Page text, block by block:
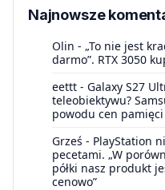
Najnowsze
Olin - „To nie jest
darmo”. RTX 3050
eettt - Galaxy S27
teleobiektywu?
powodu cen pamięci
Grześ - PlayStation
pecetami. „W
półki nasz produkt
cenowo”